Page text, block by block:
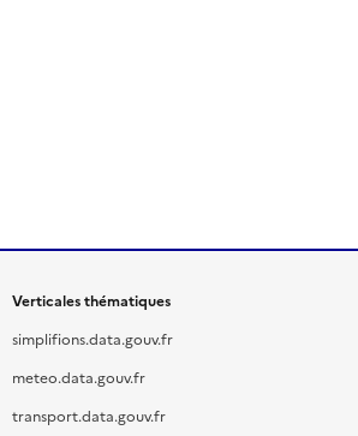
Verticales thématiques
simplifions.data.gouv.fr
meteo.data.gouv.fr
transport.data.gouv.fr